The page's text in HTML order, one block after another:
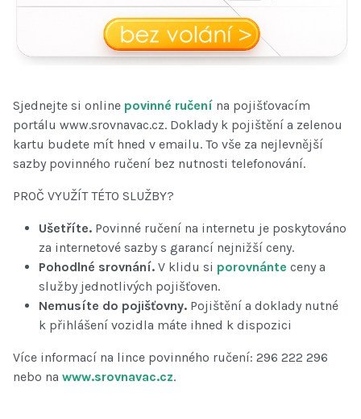
Sjednejte si online povinné ručení na pojišťovacím
portálu www.srovnavac.cz. Doklady k pojištění a zelenou
kartu budete mít hned v emailu. To vše za nejlevnější
sazby povinného ručení bez nutnosti telefonování.
PROČ VYUŽÍT TÉTO SLUŽBY?
Ušetříte. Povinné ručení na internetu je poskytováno
za internetové sazby s garancí nejnižší ceny.
Pohodlné srovnání. V klidu si porovnánte ceny a
služby jednotlivých pojišťoven.
Nemusíte do pojišťovny. Pojištění a doklady nutné
k přihlášení vozidla máte ihned k dispozici
Více informací na lince povinného ručení: 296 222 296
nebo na www.srovnavac.cz.